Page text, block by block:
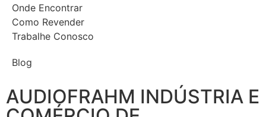
Onde Encontrar
Como Revender
Trabalhe Conosco
Blog
AUDIOFRAHM INDÚSTRIA E